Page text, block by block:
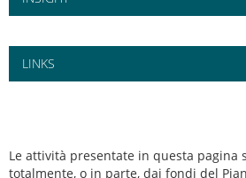
LINKS
Le attività presentate in questa pagina
totalmente, o in parte, dai fondi del